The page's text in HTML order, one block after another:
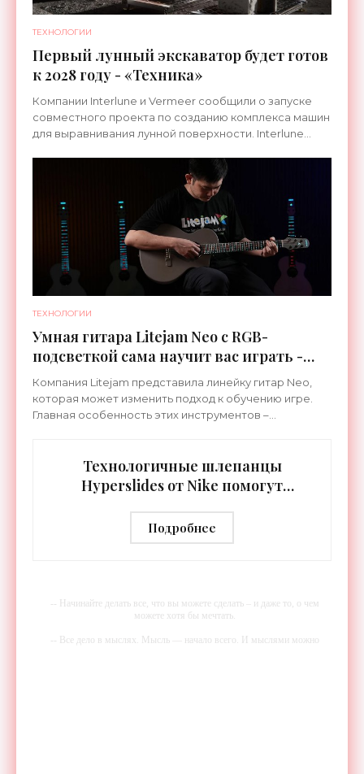
ТЕХНОЛОГИИ
Первый лунный экскаватор будет готов
к 2028 году - «Техника»
Компании Interlune и Vermeer сообщили о запуске
совместного проекта по созданию комплекса машин
для выравнивания лунной поверхности. Interlune
ТЕХНОЛОГИИ
Умная гитара Litejam Neo с RGB-
подсветкой сама научит вас играть -
«Гаджеты»
Компания Litejam представила линейку гитар Neo,
которая может изменить подход к обучению игре.
Главная особенность этих инструментов –
Технологичные шлепанцы
Hyperslides от Nike помогут
тренировки - «Гаджеты»
Подробнее
-- Начинайте делать все, что вы можете сделать – и даже то, о чем
можете хотя бы мечтать.
-- Все дело в мыслях. Мысль — начало всего. И мыслями можно